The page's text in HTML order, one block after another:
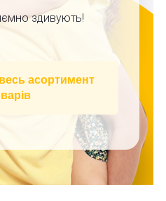
здивують!
асортимент